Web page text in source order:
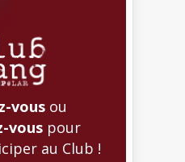
vous ou
vous pour
au Club !